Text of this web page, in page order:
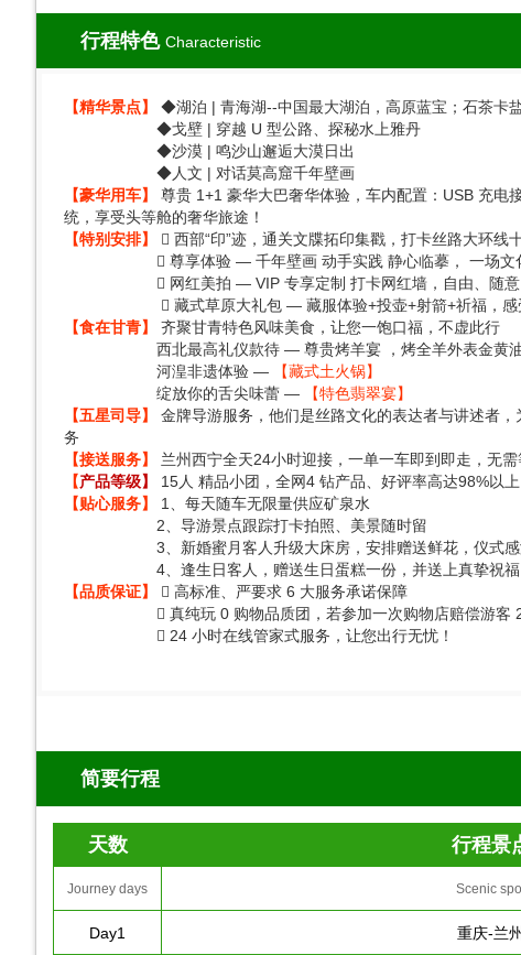
行程特色 Characteristic
【精华景点】
◆湖泊 | 青海湖--中国最大湖泊，高原蓝宝；石茶卡
◆戈壁 | 穿越 U 型公路、探秘水上雅丹
◆沙漠 | 鸣沙山邂逅大漠日出
◆人文 | 对话莫高窟千年壁画
【豪华用车】
尊贵 1+1 豪华大巴奢华体验，车内配置：USB 充电
统，享受头等舱的奢华旅途！
【特别安排】
 西部“印”迹，通关文牒拓印集戳，打卡丝路大环线
 尊享体验 — 千年壁画 动手实践 静心临摹， 一场文化和
 网红美拍 — VIP 专享定制 打卡网红墙，自由、随意，
 藏式草原大礼包 — 藏服体验+投壶+射箭+祈福，感受
【食在甘青】
齐聚甘青特色风味美食，让您一饱口福，不虚此行
西北最高礼仪款待 — 尊贵烤羊宴 ，烤全羊外表金黄油亮，
河湟非遗体验 —
【藏式土火锅】
绽放你的舌尖味蕾 —
【特色翡翠宴】
【五星司导】
金牌导游服务，他们是丝路文化的表达者与讲述者
务
【接送服务】
兰州西宁全天24小时迎接，一单一车即到即走，无需
【产品等级】
15人 精品小团，全网4 钻产品、好评率高达98%以
【贴心服务】
1、每天随车无限量供应矿泉水
2、导游景点跟踪打卡拍照、美景随时留
3、新婚蜜月客人升级大床房，安排赠送鲜花，仪式感
4、逢生日客人，赠送生日蛋糕一份，并送上真挚祝福
【品质保证】
 高标准、严要求 6 大服务承诺保障
 真纯玩 0 购物品质团，若参加一次购物店赔偿游客
 24 小时在线管家式服务，让您出行无忧！
简要行程
天数 行程景
Journey days Scenic
Day1 重庆-兰州